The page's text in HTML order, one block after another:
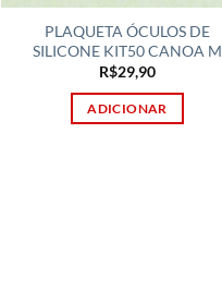
PLAQUETA ÓCULOS DE
SILICONE KIT50 CANOA M
R$29,90
ADICIONAR